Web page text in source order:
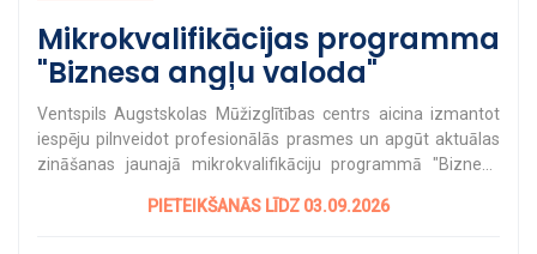
Mikrokvalifikācijas programma
"Biznesa angļu valoda"
Ventspils Augstskolas Mūžizglītības centrs aicina izmantot
iespēju pilnveidot profesionālās prasmes un apgūt aktuālas
zināšanas jaunajā mikrokvalifikāciju programmā "Biznesa
elastīgā formātā apgūt darba tirgū nepieciešamas prasmes
PIETEIKŠANĀS LĪDZ 03.09.2026